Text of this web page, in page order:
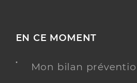
EN CE MOMENT
Mon bilan